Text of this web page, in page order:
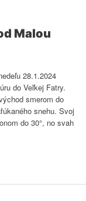
Malou
28.1.2024
do Veľkej Fatry.
smerom do
snehu. Svoj
do 30°, no svah